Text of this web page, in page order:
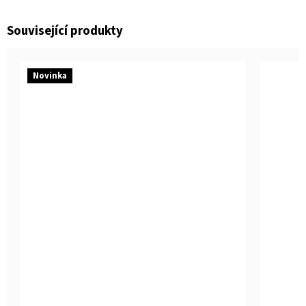
Související produkty
Novinka